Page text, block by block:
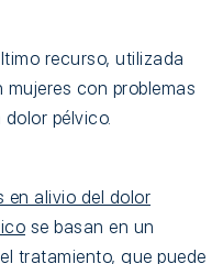
recurso, utilizada
con problemas
pélvico.
en alivio del dolor
se basan en un
tratamiento, que puede